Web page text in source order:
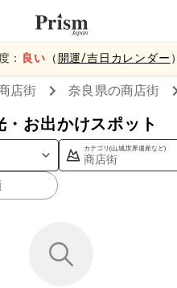
： 良い （ 開運/吉日カレンダー ）
店街 奈良県の商店街
お出かけスポット
カテゴリ(山,城,世界遺産など)
商店街